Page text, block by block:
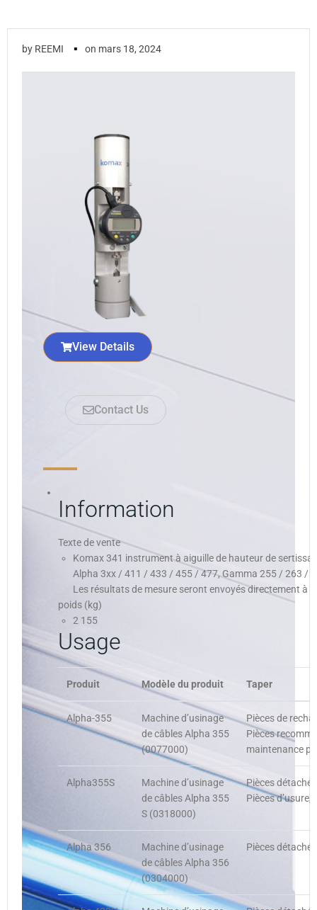
by REEMI ▪ on mars 18, 2024
View Details
Contact Us
Information
Texte de vente
Komax 341 instrument à aiguille de hauteur de
Alpha 3xx / 411 / 433 / 455 / 477, Gamma 255 / 263 /
Les résultats de mesure seront envoyés directement à
poids (kg)
2 155
Usage
Produit Modèle du produit Taper
Alpha-355
Machine d’usinage
de câbles Alpha 355
(0077000)
Pièces de
Pièces
maintenance
Alpha355S
Machine d’usinage
de câbles Alpha 355
S (0318000)
Pièces
Pièces d’usure,
Alpha 356
Machine d’usinage
de câbles Alpha 356
(0304000)
Pièces